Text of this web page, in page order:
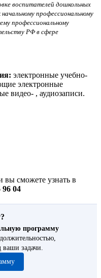
воспитателей дошкольных
профессиональному
профессиональному
РФ в сфере
электронные учебно-
электронные
видео- , аудиозаписи.
вы сможете узнать в
96 04
программу
задачи.